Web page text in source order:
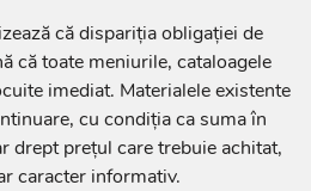
că dispariția obligației de
că toate meniurile, cataloagele
imediat. Materialele existente
cu condiția ca suma în
drept prețul care trebuie achitat,
caracter informativ.